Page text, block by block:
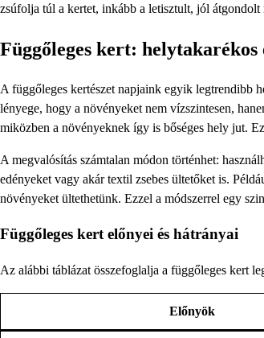
zsúfolja túl a kertet, inkább a letisztult, jól átgondolt
Függőleges kert: helytakarékos
A függőleges kertészet napjaink egyik legtrendibb
lényege, hogy a növényeket nem vízszintesen,
miközben a növényeknek így is bőséges hely jut.
A megvalósítás számtalan módon történhet:
edényeket vagy akár textil zsebes ültetőket is.
növényeket ültethetünk. Ezzel a módszerrel egy
Függőleges kert előnyei és hátrányai
Az alábbi táblázat összefoglalja a függőleges kert
Előnyök